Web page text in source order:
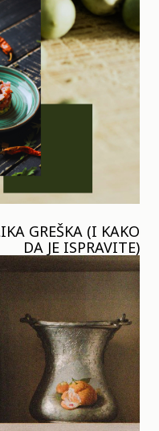
GREŠKA (I KAKO
DA JE ISPRAVITE)